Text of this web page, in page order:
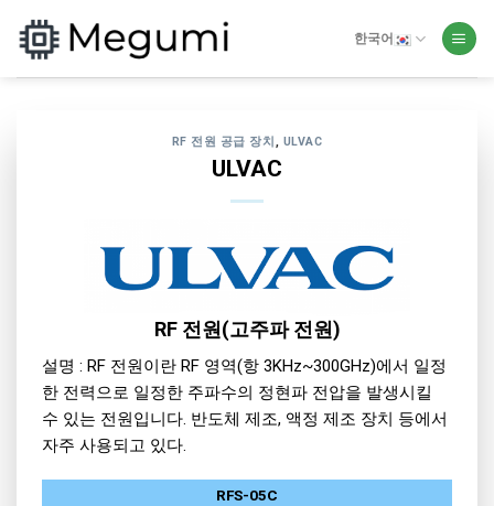
content
한국어
RF 전원 공급 장치 ULVAC
ULVAC
RF 전원(고주파 전원)
설명 : RF 전원이란 RF 영역(항 3KHz~300GHz)에서 일정
한 전력으로 일정한 주파수의 정현파 전압을 발생시킬
수 있는 전원입니다. 반도체 제조, 액정 제조 장치 등에서
자주 사용되고 있다.
RFS-05C